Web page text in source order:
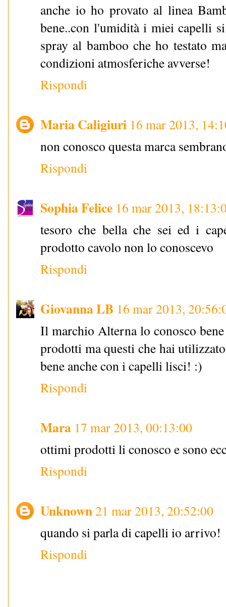
anche io ho provato al linea
bene..con l'umidità i miei capelli
spray al bamboo che ho testato
condizioni atmosferiche avverse!
Rispondi
Maria Caligiuri 16 mar 2013,
non conosco questa marca
Rispondi
Sophia Felice 16 mar 2013,
tesoro che bella che sei ed i
prodotto cavolo non lo conoscevo
Rispondi
Giovanna LB 16 mar 2013,
Il marchio Alterna lo conosco
prodotti ma questi che hai
bene anche con i capelli lisci! :)
Rispondi
Mara 17 mar 2013, 00:13:00
ottimi prodotti li conosco e sono
Rispondi
Unknown 21 mar 2013, 20:52:00
quando si parla di capelli io arrivo!
Rispondi